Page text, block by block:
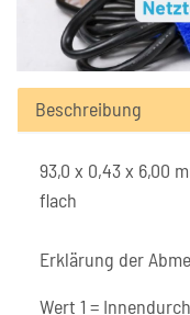
Beschreibung
93,0 x 0,43 x 6,00
flach
Erklärung der
Wert 1 =